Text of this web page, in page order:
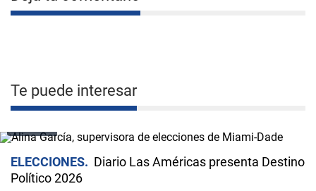
Te puede interesar
ELECCIONES
Diario Las Américas presenta Destino
Político 2026